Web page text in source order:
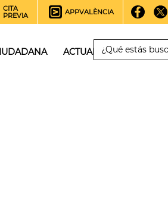
CITA
PREVIA
APPVALÈNCIA
ACTUALIDAD